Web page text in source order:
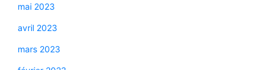
mai 2023
avril 2023
mars 2023